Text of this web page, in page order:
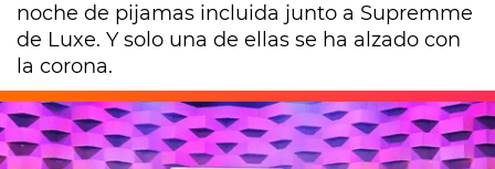
noche de pijamas incluida junto a Supremme
de Luxe. Y solo una de ellas se ha alzado con
la corona.